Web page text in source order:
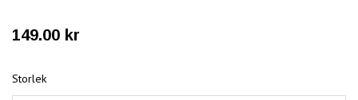
149.00 kr
Storlek